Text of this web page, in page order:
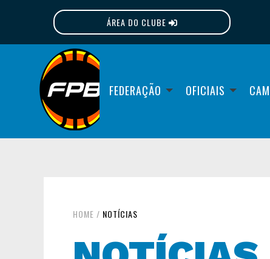
ÁREA DO CLUBE
FEDERAÇÃO OFICIAIS
HOME / NOTÍCIAS